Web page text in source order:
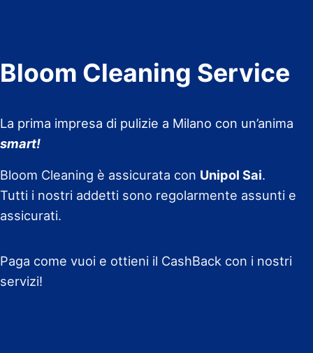
Bloom Cleaning Service
La prima impresa di pulizie a Milano con un’anima
smart!
Bloom Cleaning è assicurata con Unipol Sai.
Tutti i nostri addetti sono regolarmente assunti e
assicurati.
Paga come vuoi e ottieni il CashBack con i nostri
servizi!